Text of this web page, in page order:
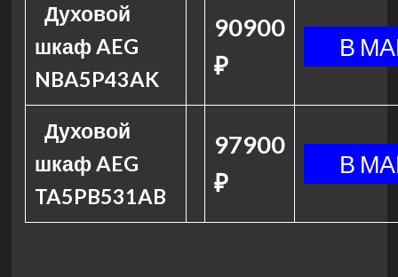
Духовой
шкаф AEG
NBA5P43AK
90900
₽
Духовой
шкаф AEG
TA5PB531AB
97900
₽